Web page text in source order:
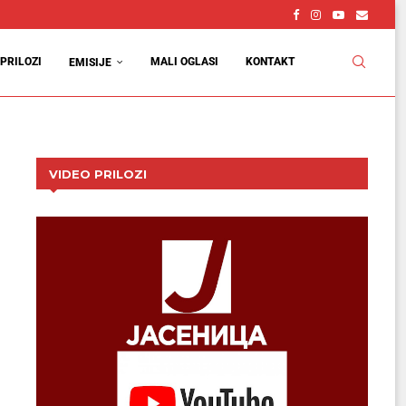
PRILOZI EMISIJE MALI OGLASI KONTAKT
VIDEO PRILOZI